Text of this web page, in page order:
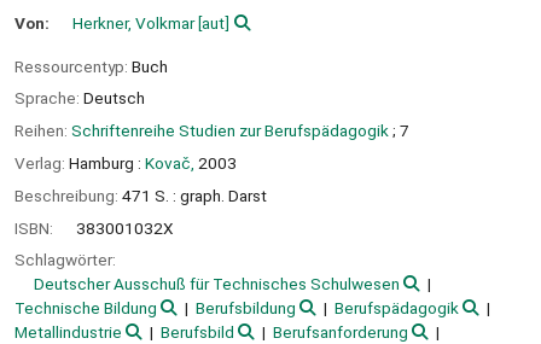
Von: Herkner, Volkmar[aut]
Ressourcentyp: Buch
Sprache: Deutsch
Reihen: Schriftenreihe Studien zur Berufspädagogik ; 7
Verlag: Hamburg : Kovač, 2003
Beschreibung: 471 S. : graph. Darst
ISBN:
383001032X
Schlagwörter:
Deutscher Ausschuß für Technisches Schulwesen
Technische Bildung
Berufsbildung
Berufspädagogik
Metallindustrie
Berufsbild
Berufsanforderung